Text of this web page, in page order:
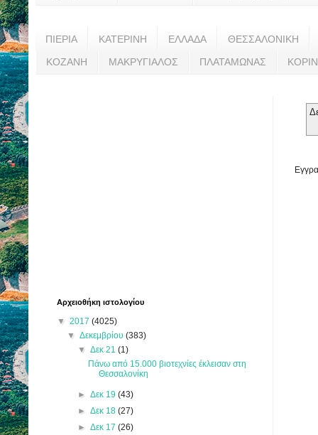
ΠΙΕΡΙΑ ΚΑΤΕΡΙΝΗ ΕΛΛΑΔΑ ΘΕΣΣΑΛΟΝΙΚΗ
ΚΟΖΑΝΗ ΜΑΚΡΥΓΙΑΛΟΣ ΠΛΑΤΑΜΩΝΑΣ
Αρχειοθήκη ιστολογίου
▼ 2017 (4025)
▼Δεκεμβρίου(383)
▼ Δεκ 21 (1)
Πάνω από 15.000 βιοτεχνίες έκλεισαν στη
Θεσσαλονίκη
► Δεκ 19 (43)
► Δεκ 18 (27)
► Δεκ 17 (26)